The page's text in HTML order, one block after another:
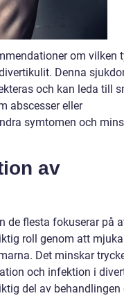
om vilken
Denna
och kan leda till
abscesser eller
symtomen och
av
de flesta fokuserar på
roll genom att
Det minskar
och infektion i
del av behandlingen